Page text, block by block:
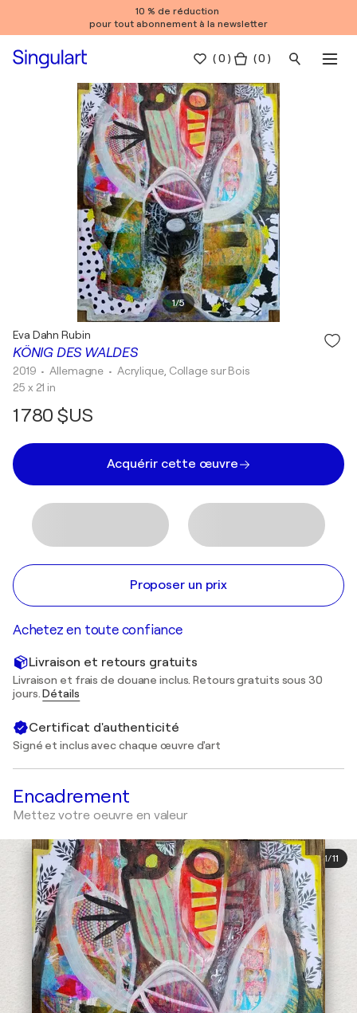
10 % de réduction
pour tout abonnement à la newsletter
(0 ) ( 0 )
1/5
KÖNIG DES WALDES
Eva Dahn Rubin
2019 • Allemagne • Acrylique, Collage sur Bois
25 x 21 in
1 780 $US
Acquérir cette œuvre
Proposer un prix
Achetez en toute confiance
Livraison et retours gratuits
Livraison et frais de douane inclus. Retours gratuits sous 30
jours.Détails
Certificat d'authenticité
Signé et inclus avec chaque œuvre d'art
Encadrement
Mettez votre oeuvre en valeur
1/11